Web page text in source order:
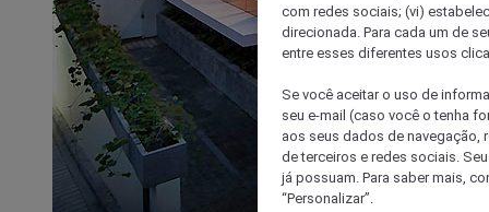
com redes sociais; (vi)
direcionada. Para cada um de
entre esses diferentes usos
Se você aceitar o uso de
seu e-mail (caso você o tenha
aos seus dados de navegação,
de terceiros e redes sociais.
já possuam. Para saber mais,
“Personalizar”.